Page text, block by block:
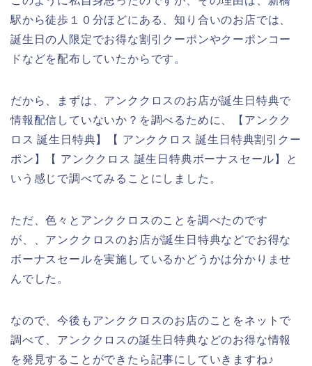
駅から徒歩１０分ほどにある、知り合いのお店では、
誕生日の人限定でお得な割引クーポンやクーポンコー
ドなどを配布していたからです。
だから、まずは、アンククロスのお店が誕生日特典で
情報配信していないか？を調べるために、【アンクク
ロス 誕生日特典】【 アンククロス 誕生日特典割引クー
ポン】【 アンククロス 誕生日特典ボーナスセール】と
いう感じで調べてみることにしました。
ただ、色々とアンククロスのことを調べたのです
が、、アンククロスのお店が誕生日特典などでお得な
ボーナスセールを実施しているかどうかは分かりませ
んでした。
なので、今後もアンククロスのお店のことをネットで
調べて、アンククロスの誕生日特典などのお得な情報
を発見することができたら記事にしていきますね♪